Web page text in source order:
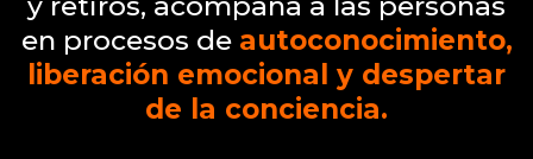
en procesos de autoconocimiento,
liberación emocional y despertar
de la conciencia.